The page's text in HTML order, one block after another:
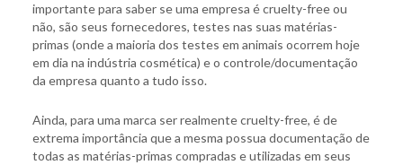
importante para saber se uma empresa é cruelty-free ou
não, são seus fornecedores, testes nas suas matérias-
primas (onde a maioria dos testes em animais ocorrem hoje
em dia na indústria cosmética) e o controle/documentação
da empresa quanto a tudo isso.
Ainda, para uma marca ser realmente cruelty-free, é de
extrema importância que a mesma possua documentação de
todas as matérias-primas compradas e utilizadas em seus